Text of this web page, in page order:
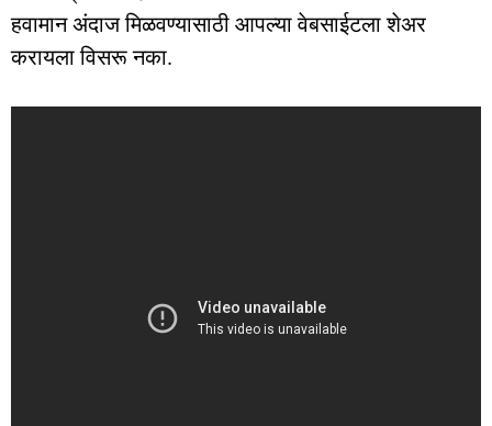
हवामान अंदाज मिळवण्यासाठी आपल्या वेबसाईटला शेअर
करायला विसरू नका.